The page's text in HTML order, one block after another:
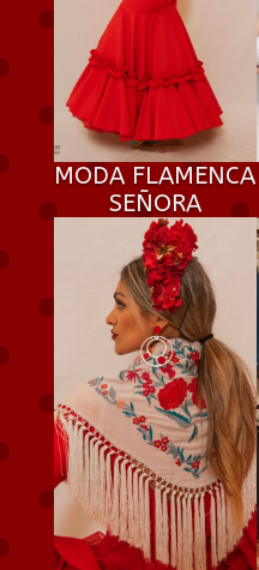
MODA FLAMENCA
SEÑORA